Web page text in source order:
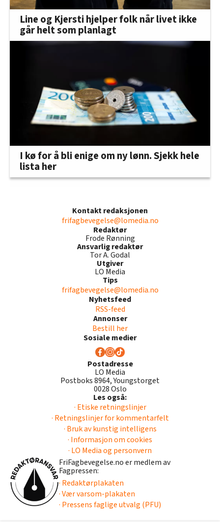
Line og Kjersti hjelper folk når livet ikke
går helt som planlagt
I kø for å bli enige om ny lønn. Sjekk hele
lista her
Kontakt redaksjonen
frifagbevegelse@lomedia.no
Redaktør
Frode Rønning
Ansvarlig redaktør
Tor A. Godal
Utgiver
LO Media
Tips
frifagbevegelse@lomedia.no
Nyhetsfeed
RSS-feed
Annonser
Bestill her
Sosiale medier
Postadresse
LO Media
Postboks 8964, Youngstorget
0028 Oslo
Les også:
· Etiske retningslinjer
· Retningslinjer for kommentarfelt
· Bruk av kunstig intelligens
· Informasjon om cookies
· LO Media og personvern
FriFagbevegelse.no er medlem av
Fagpressen:
· Redaktørplakaten
· Vær varsom-plakaten
· Pressens faglige utvalg (PFU)